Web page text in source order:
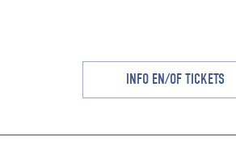
INFO EN/OF TICKETS